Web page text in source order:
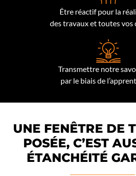
Être réactif pour la
des travaux et toutes vos
Transmettre notre
par le biais de
UNE FENÊTRE DE
POSÉE, C’EST
ÉTANCHÉITÉ